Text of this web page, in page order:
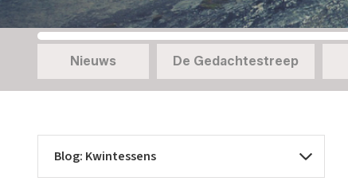
Nieuws De Gedachtestreep